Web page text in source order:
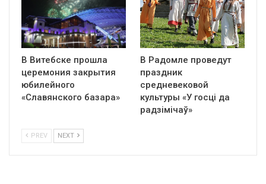
В Витебске прошла
церемония закрытия
юбилейного
«Славянского базара»
В Радомле проведут
праздник
средневековой
культуры «У госці да
радзімічаў»
PREV NEXT